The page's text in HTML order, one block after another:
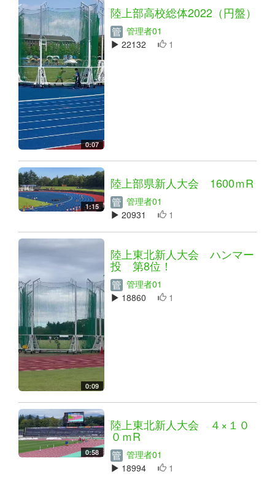
0:07
陸上部高校総体2022（円盤）
管理者01
22132
1
1:15
陸上部県新人大会 1600ｍR
管理者01
20931
1
0:09
陸上東北新人大会 ハンマー
投 第8位！
管理者01
18860
1
0:58
陸上東北新人大会 ４×１０
０ｍR
管理者01
18994
1